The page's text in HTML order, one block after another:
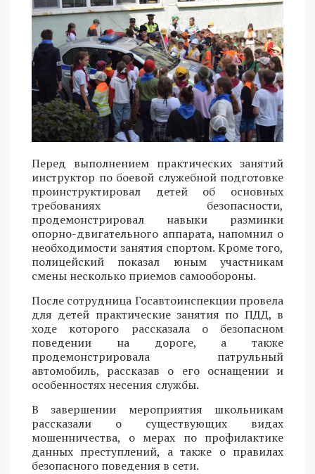
Перед выполнением практических занятий
инструктор по боевой служебной подготовке
проинструктировал детей об основных
требованиях безопасности,
продемонстрировал навыки разминки
опорно-двигательного аппарата, напомнил о
необходимости занятия спортом. Кроме того,
полицейский показал юным участникам
смены несколько приемов самообороны.
После сотрудница Госавтоинспекции провела
для детей практические занятия по ПДД, в
ходе которого рассказала о безопасном
поведении на дороге, а также
продемонстрировала патрульный
автомобиль, рассказав о его оснащении и
особенностях несения службы.
В завершении мероприятия школьникам
рассказали о существующих видах
мошенничества, о мерах по профилактике
данных преступлений, а также о правилах
безопасного поведения в сети.